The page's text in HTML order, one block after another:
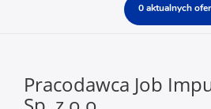
0 aktualnych
Pracodawca Job